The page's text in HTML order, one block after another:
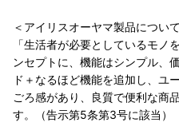
＜アイリスオーヤマ製品につい
「生活者が必要としているモノ
ンセプトに、機能はシンプル、
ド＋なるほど機能を追加し、ユ
ごろ感があり、良質で便利な商
す。（告示第5条第3号に該当）